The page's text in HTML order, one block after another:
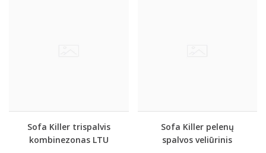
Sofa Killer trispalvis
kombinezonas LTU
Sofa Killer pelenų
spalvos veliūrinis